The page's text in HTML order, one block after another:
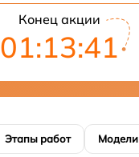
Конец акции
01:13:40
Этапы работ Модели